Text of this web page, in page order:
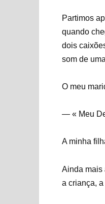
Partimos
quando
dois
som de
O meu
— « Meu
A minha
Ainda mais
a criança,